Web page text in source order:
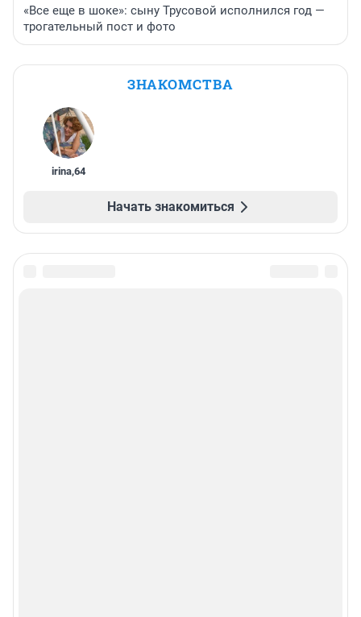
«Все еще в шоке»: сыну Трусовой исполнился год —
трогательный пост и фото
ЗНАКОМСТВА
irina,64
Начать знакомиться